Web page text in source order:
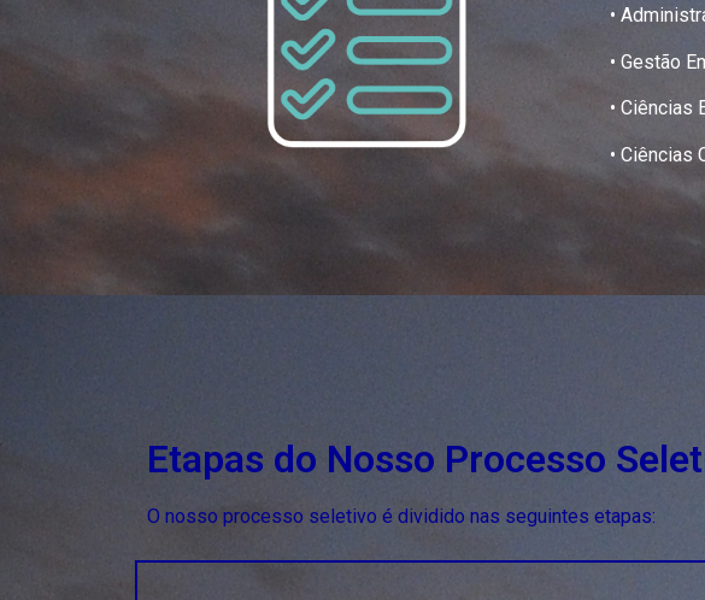
•
•
•
•
Etapas do Nosso Processo
O nosso processo seletivo é dividido nas seguintes etapas: